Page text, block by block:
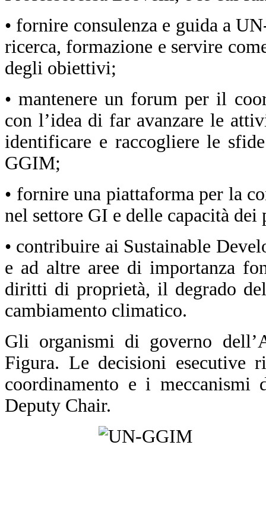
• fornire consulenza e guida a
ricerca, formazione e servire
degli obiettivi;
• mantenere un forum per il
con l’idea di far avanzare le
identificare e raccogliere le
GGIM;
• fornire una piattaforma per la
nel settore GI e delle capacità
• contribuire ai Sustainable
e ad altre aree di importanza
diritti di proprietà, il degrado
cambiamento climatico.
Gli organismi di governo
Figura. Le decisioni esecutive
coordinamento e i meccanismi
Deputy Chair.